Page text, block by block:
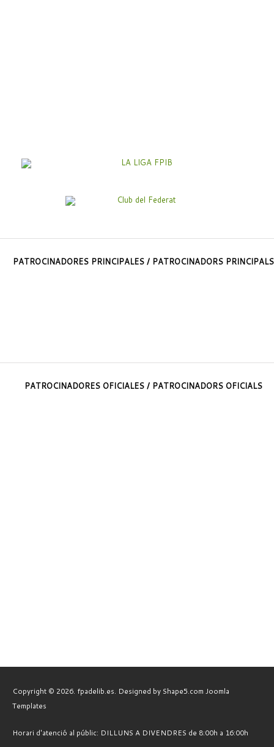
PATROCINADORES PRINCIPALES / PATROCINADORS PRINCIPALS
PATROCINADORES OFICIALES / PATROCINADORS OFICIALS
Copyright © 2026. fpadelib.es. Designed by Shape5.com Joomla
Templates
Horari d'atenció al públic: DILLUNS A DIVENDRES de 8:00h a 16:00h